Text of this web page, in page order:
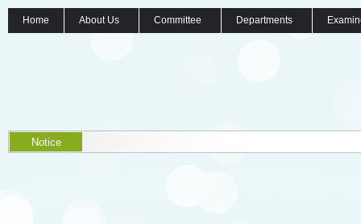
Home About Us Committee Departments
Notice